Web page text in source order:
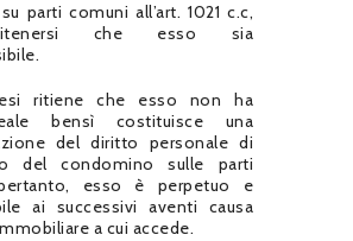
parti comuni all’art. 1021 c.c,
che esso sia
ritiene che esso non ha
bensì costituisce una
del diritto personale di
del condomino sulle parti
esso è perpetuo e
ai successivi aventi causa
a cui accede.